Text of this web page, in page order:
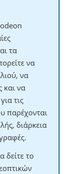
τα
να
να
και να
τις
παρέχονται
διάρκεια
δείτε το